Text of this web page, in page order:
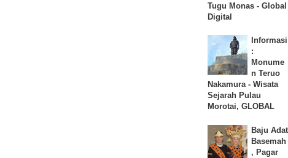
Tugu Monas - Global
Digital
Informasi
:
Monume
n Teruo
Nakamura - Wisata
Sejarah Pulau
Morotai, GLOBAL
Baju Adat
Basemah
, Pagar